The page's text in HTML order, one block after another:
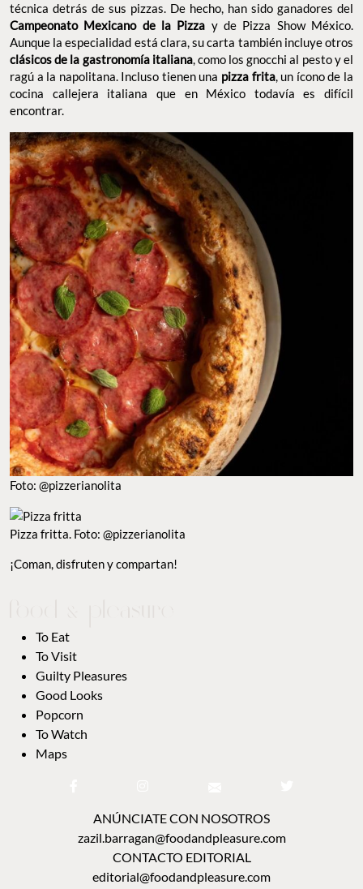
técnica detrás de sus pizzas. De hecho, han sido ganadores del
Campeonato Mexicano de la Pizza y de Pizza Show México.
Aunque la especialidad está clara, su carta también incluye otros
clásicos de la gastronomía italiana, como los gnocchi al pesto y el
ragú a la napolitana. Incluso tienen una pizza frita, un ícono de la
cocina callejera italiana que en México todavía es difícil
encontrar.
Foto: @pizzerianolita
Pizza fritta. Foto: @pizzerianolita
¡Coman, disfruten y compartan!
To Eat
To Visit
Guilty Pleasures
Good Looks
Popcorn
To Watch
Maps
ANÚNCIATE CON NOSOTROS
zazil.barragan@foodandpleasure.com
CONTACTO EDITORIAL
editorial@foodandpleasure.com